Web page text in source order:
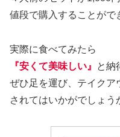
値段で購入することがで
実際に食べてみたら
『安くて美味しい』
と納
ぜひ足を運び、テイクア
されてはいかがでしょう